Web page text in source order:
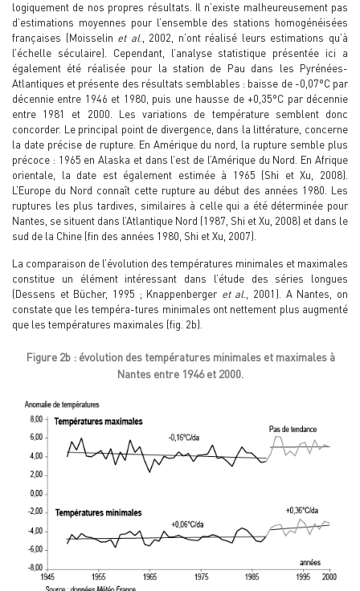
logiquement de nos propres résultats. Il n’existe malheureusement pas
d’estimations moyennes pour l’ensemble des stations homogénéisées
françaises (Moisselin et al., 2002, n’ont réalisé leurs estimations qu’à
l’échelle séculaire). Cependant, l’analyse statistique présentée ici a
également été réalisée pour la station de Pau dans les Pyrénées-
Atlantiques et présente des résultats semblables : baisse de -0,07°C par
décennie entre 1946 et 1980, puis une hausse de +0,35°C par décennie
entre 1981 et 2000. Les variations de température semblent donc
concorder. Le principal point de divergence, dans la littérature, concerne
la date précise de rupture. En Amérique du nord, la rupture semble plus
précoce : 1965 en Alaska et dans l’est de l’Amérique du Nord. En Afrique
orientale, la date est également estimée à 1965 (Shi et Xu, 2008).
L’Europe du Nord connaît cette rupture au début des années 1980. Les
ruptures les plus tardives, similaires à celle qui a été déterminée pour
Nantes, se situent dans l’Atlantique Nord (1987, Shi et Xu, 2008) et dans le
sud de la Chine (fin des années 1980, Shi et Xu, 2007).
La comparaison de l’évolution des températures minimales et maximales
constitue un élément intéressant dans l’étude des séries longues
(Dessens et Bücher, 1995 ; Knappenberger et al., 2001). A Nantes, on
constate que les tempéra-tures minimales ont nettement plus augmenté
que les températures maximales (fig. 2b).
Figure 2b : évolution des températures minimales et maximales à
Nantes entre 1946 et 2000.